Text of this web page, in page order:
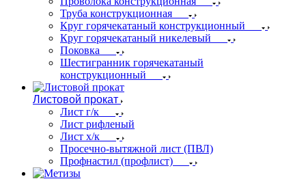
Труба конструкционная
Круг горячекатаный конструкционный
Круг горячекатаный никелевый
Поковка
Шестигранник горячекатаный
конструкционный
Листовой прокат
Лист г/к
Лист рифленый
Лист х/к
Просечно-вытяжной лист (ПВЛ)
Профнастил (профлист)